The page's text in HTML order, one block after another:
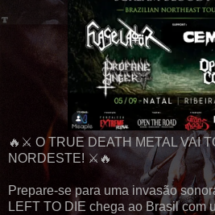
🔥⚔️ O TRUE DEATH METAL VAI
NORDESTE! ⚔️🔥
Prepare-se para uma invasão
LEFT TO DIE chega ao Brasil com